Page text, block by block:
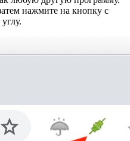
нажмите на кнопку с